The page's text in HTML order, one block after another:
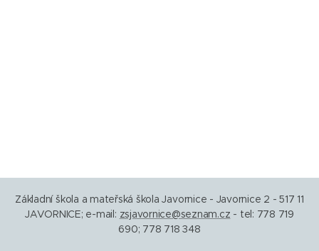
Základní škola a mateřská škola Javornice - Javornice 2 - 517 11
JAVORNICE; e-mail: zsjavornice@seznam.cz - tel: 778 719
690; 778 718 348